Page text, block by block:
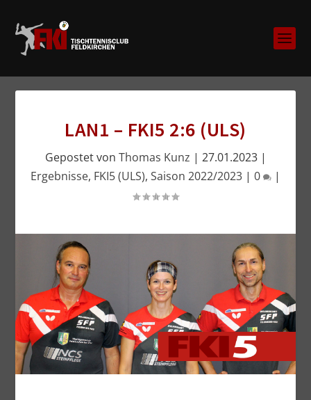
LAN1 – FKI5 2:6 (ULS)
Gepostet von Thomas Kunz | 27.01.2023|
Ergebnisse, FKI5 (ULS), Saison 2022/2023 | 0 |